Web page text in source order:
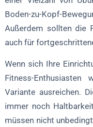
Boden-zu-Kopf-
Außerdem sollten die
auch für
Wenn sich Ihre
Fitness-Enthusiasten
Variante ausreichen.
immer noch
müssen nicht